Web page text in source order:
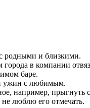
родными и близкими.
в компании
баре.
ужин с любимым.
например, прыгнуть
люблю его отмечать.